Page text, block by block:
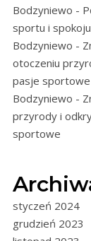
Bodzyniewo -
sportu i spokoju
Bodzyniewo -
otoczeniu
pasje sportowe
Bodzyniewo -
przyrody i
sportowe
styczeń 2024
grudzień 2023